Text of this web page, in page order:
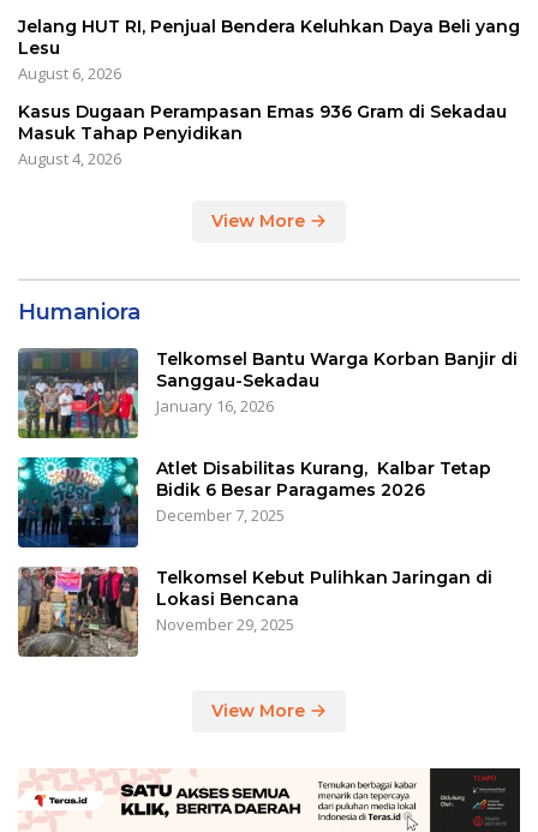
Jelang HUT RI, Penjual Bendera Keluhkan Daya Beli yang
Lesu
August 6, 2026
Kasus Dugaan Perampasan Emas 936 Gram di Sekadau
Masuk Tahap Penyidikan
August 4, 2026
View More
Humaniora
Telkomsel Bantu Warga Korban Banjir di
Sanggau-Sekadau
January 16, 2026
Atlet Disabilitas Kurang, Kalbar Tetap
Bidik 6 Besar Paragames 2026
December 7, 2025
Telkomsel Kebut Pulihkan Jaringan di
Lokasi Bencana
November 29, 2025
View More